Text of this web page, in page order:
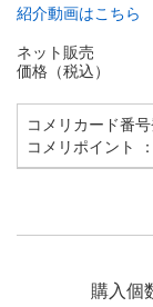
紹介動画はこちら
ネット販売
価格（税込）
コメリカード番
コメリポイント ：
購入個